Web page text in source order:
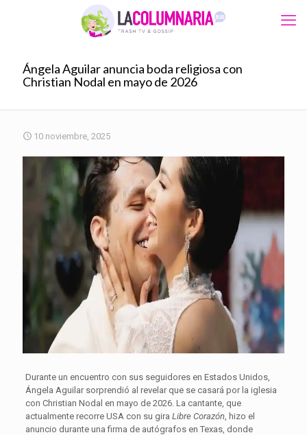
Ángela Aguilar anuncia boda religiosa con
Christian Nodal en mayo de 2026
10 noviembre, 2025
Durante un encuentro con sus seguidores en Estados Unidos,
Ángela Aguilar sorprendió al revelar que se casará por la iglesia
con Christian Nodal en mayo de 2026. La cantante, que
actualmente recorre USA con su gira Libre Corazón, hizo el
anuncio durante una firma de autógrafos en Texas, donde